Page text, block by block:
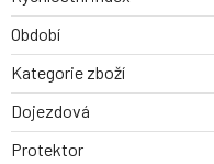
Období
Kategorie zboží
Dojezdová
Protektor